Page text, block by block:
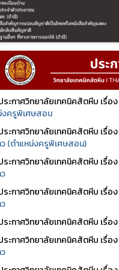
ะกาศวิทยาลัยเทคนิคสัตหีบ เรื่อง
งครูพิเศษสอน
ะกาศวิทยาลัยเทคนิคสัตหีบ เรื่อง
(ตำแหน่งครูพิเศษสอน)
ะกาศวิทยาลัยเทคนิคสัตหีบ เรื่อง
ะกาศวิทยาลัยเทคนิคสัตหีบ เรื่อง
ะกาศวิทยาลัยเทคนิคสัตหีบ เรื่อง
ระกาศวิทยาลัยเทคนิคสัตหีบ เรื่อง